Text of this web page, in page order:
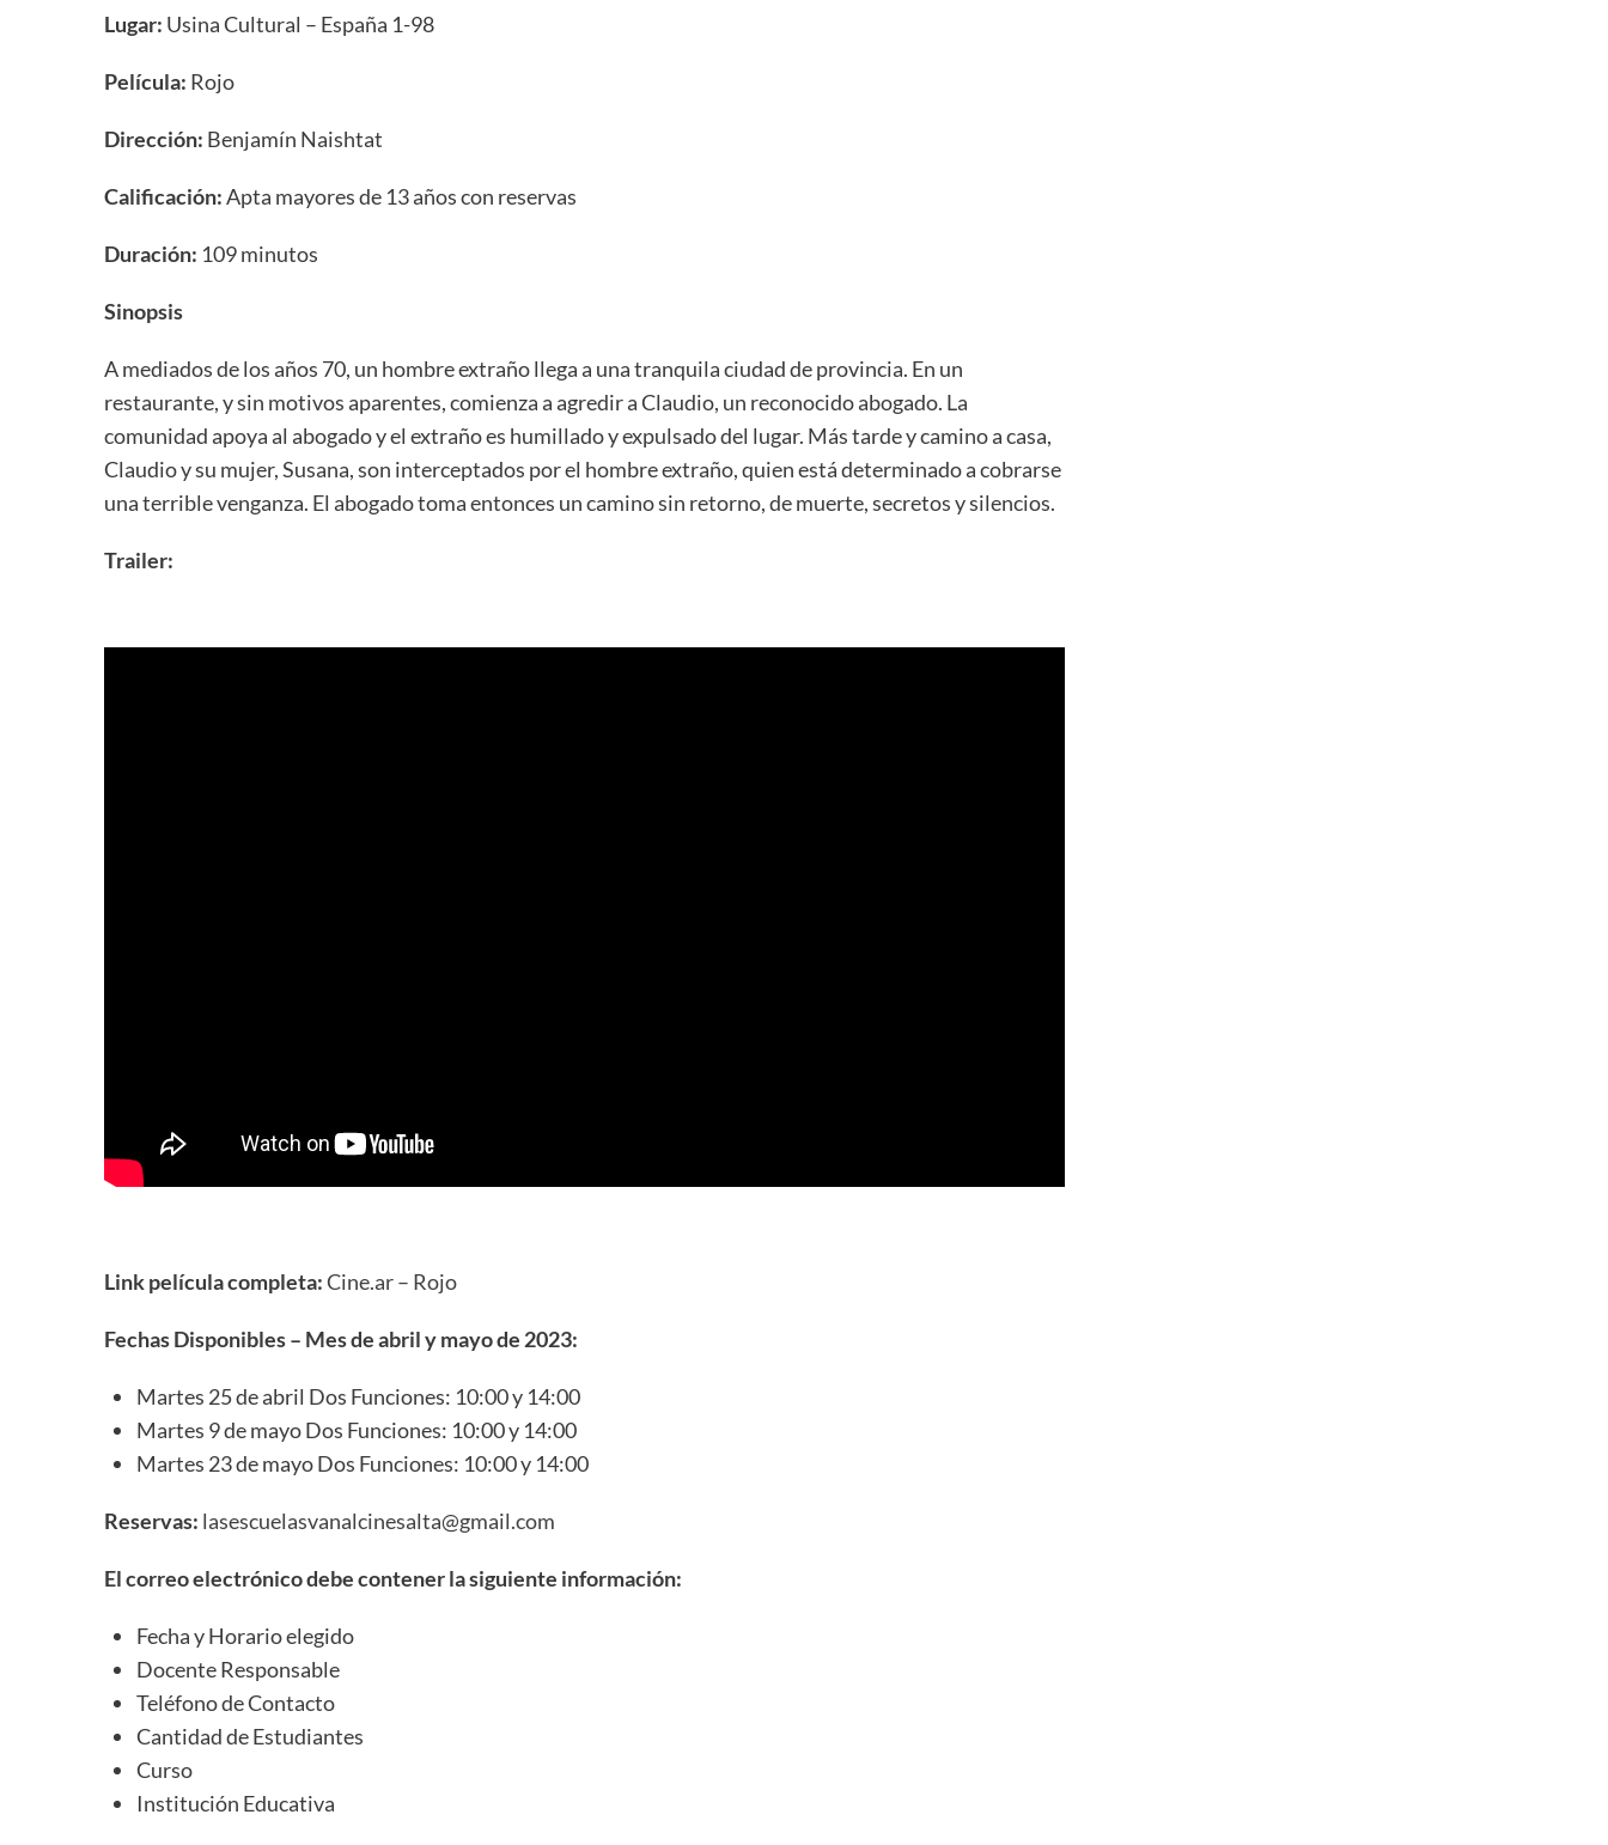
Lugar: Usina Cultural – España 1-98
Película: Rojo
Dirección: Benjamín Naishtat
Calificación:Apta mayores de 13 años con reservas
Duración: 109 minutos
Sinopsis
A mediados de los años 70, un hombre extraño llega a una tranquila ciudad de provincia. En un
restaurante, y sin motivos aparentes, comienza a agredir a Claudio, un reconocido abogado. La
comunidad apoya al abogado y el extraño es humillado y expulsado del lugar. Más tarde y camino a casa,
Claudio y su mujer, Susana, son interceptados por el hombre extraño, quien está determinado a cobrarse
una terrible venganza. El abogado toma entonces un camino sin retorno, de muerte, secretos y silencios.
Trailer:
Link película completa:Cine.ar – Rojo
Fechas Disponibles – Mes de abril y mayo de 2023:
Martes 25 de abril Dos Funciones: 10:00 y 14:00
Martes 9 de mayo Dos Funciones: 10:00 y 14:00
Martes 23 de mayo Dos Funciones: 10:00 y 14:00
Reservas: lasescuelasvanalcinesalta@gmail.com
El correo electrónico debe contener la siguiente información:
Fecha y Horario elegido
Docente Responsable
Teléfono de Contacto
Cantidad de Estudiantes
Curso
Institución Educativa